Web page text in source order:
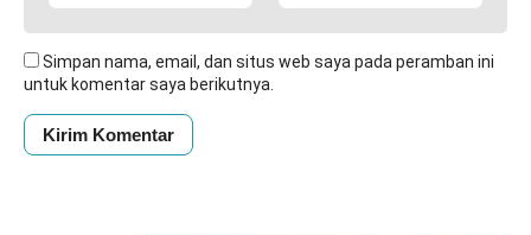
Simpan nama, email, dan situs web saya pada peramban ini
untuk komentar saya berikutnya.